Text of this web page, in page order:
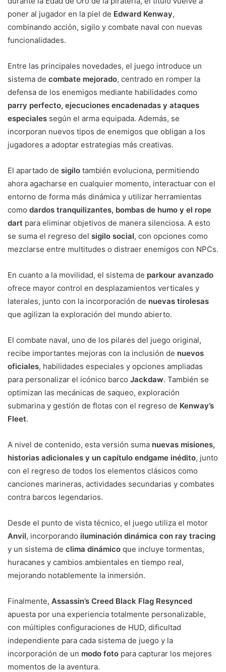
poner al jugador en la piel de Edward Kenway,
combinando acción, sigilo y combate naval con nuevas
funcionalidades.
Entre las principales novedades, el juego introduce un
sistema de combate mejorado, centrado en romper la
defensa de los enemigos mediante habilidades como
parry perfecto, ejecuciones encadenadas y ataques
especiales según el arma equipada. Además, se
incorporan nuevos tipos de enemigos que obligan a los
jugadores a adoptar estrategias más creativas.
El apartado de sigilo también evoluciona, permitiendo
ahora agacharse en cualquier momento, interactuar con el
entorno de forma más dinámica y utilizar herramientas
como dardos tranquilizantes, bombas de humo y el rope
dart para eliminar objetivos de manera silenciosa. A esto
se suma el regreso del sigilo social, con opciones como
mezclarse entre multitudes o distraer enemigos con NPCs.
En cuanto a la movilidad, el sistema de parkour avanzado
ofrece mayor control en desplazamientos verticales y
laterales, junto con la incorporación de nuevas tirolesas
que agilizan la exploración del mundo abierto.
El combate naval, uno de los pilares del juego original,
recibe importantes mejoras con la inclusión de nuevos
oficiales, habilidades especiales y opciones ampliadas
para personalizar el icónico barco Jackdaw. También se
optimizan las mecánicas de saqueo, exploración
submarina y gestión de flotas con el regreso de Kenway’s
Fleet.
A nivel de contenido, esta versión suma nuevas misiones,
historias adicionales y un capítulo endgame inédito, junto
con el regreso de todos los elementos clásicos como
canciones marineras, actividades secundarias y combates
contra barcos legendarios.
Desde el punto de vista técnico, el juego utiliza el motor
Anvil, incorporando iluminación dinámica con ray tracing
y un sistema de clima dinámico que incluye tormentas,
huracanes y cambios ambientales en tiempo real,
mejorando notablemente la inmersión.
Finalmente, Assassin’s Creed Black Flag Resynced
apuesta por una experiencia totalmente personalizable,
con múltiples configuraciones de HUD, dificultad
independiente para cada sistema de juego y la
incorporación de un modo foto para capturar los mejores
momentos de la aventura.